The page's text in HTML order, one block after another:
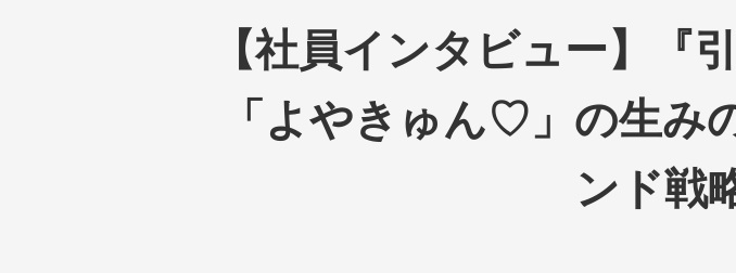
【社員インタビュー】『
「よやきゅん♡」の生み
ンド戦